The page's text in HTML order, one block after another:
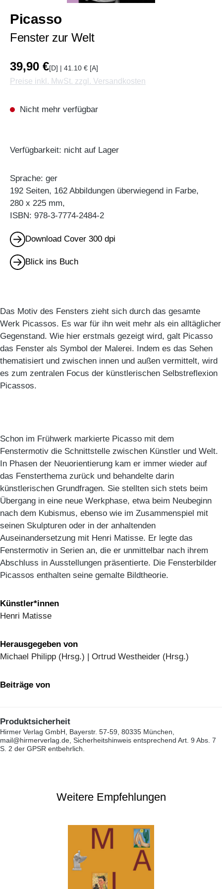
Picasso
Fenster zur Welt
39,90 €[D] | 41.10 € [A]
Preise inkl. MwSt. zzgl. Versandkosten
Nicht mehr verfügbar
Verfügbarkeit: nicht auf Lager
Sprache: ger
192 Seiten, 162 Abbildungen überwiegend in Farbe,
280 x 225 mm,
ISBN: 978-3-7774-2484-2
Download Cover 300 dpi
Blick ins Buch
Das Motiv des Fensters zieht sich durch das gesamte
Werk Picassos. Es war für ihn weit mehr als ein alltäglicher
Gegenstand. Wie hier erstmals gezeigt wird, galt Picasso
das Fenster als Symbol der Malerei. Indem es das Sehen
thematisiert und zwischen innen und außen vermittelt, wird
es zum zentralen Focus der künstlerischen Selbstreflexion
Picassos.
Schon im Frühwerk markierte Picasso mit dem
Fenstermotiv die Schnittstelle zwischen Künstler und Welt.
In Phasen der Neuorientierung kam er immer wieder auf
das Fensterthema zurück und behandelte darin
künstlerischen Grundfragen. Sie stellten sich stets beim
Übergang in eine neue Werkphase, etwa beim Neubeginn
nach dem Kubismus, ebenso wie im Zusammenspiel mit
seinen Skulpturen oder in der anhaltenden
Auseinandersetzung mit Henri Matisse. Er legte das
Fenstermotiv in Serien an, die er unmittelbar nach ihrem
Abschluss in Ausstellungen präsentierte. Die Fensterbilder
Picassos enthalten seine gemalte Bildtheorie.
Künstler*innen
Henri Matisse
Herausgegeben von
Michael Philipp (Hrsg.) | Ortrud Westheider (Hrsg.)
Beiträge von
Produktsicherheit
Hirmer Verlag GmbH, Bayerstr. 57-59, 80335 München,
mail@hirmerverlag.de, Sicherheitshinweis entsprechend Art. 9 Abs. 7
S. 2 der GPSR entbehrlich.
Weitere Empfehlungen